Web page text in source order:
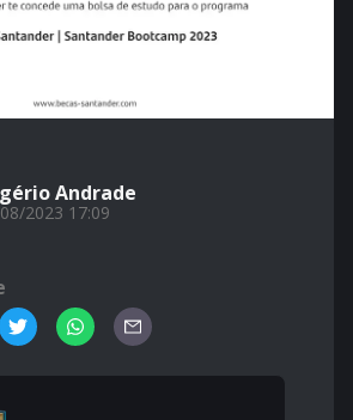
Andrade
2023 17:09